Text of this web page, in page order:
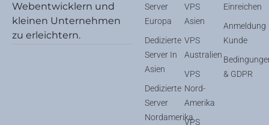
Webentwicklern und
kleinen Unternehmen
zu erleichtern.
Server
Europa
Dedizierte
Server In
Asien
Dedizierte
Server
Nordamerika
VPS
Asien
VPS
Australien
VPS
Nord-
Amerika
VPS
Einreichen
Anmeldung
Kunde
& GDPR